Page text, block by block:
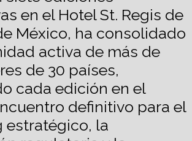
en el Hotel St. Regis de
México, ha consolidado
activa de más de
de 30 países,
cada edición en el
definitivo para el
estratégico, la